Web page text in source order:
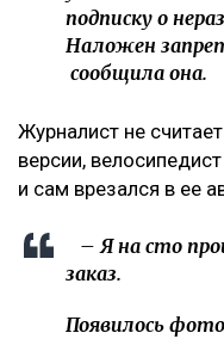
подписку о
Наложен
сообщила она.
Журналист не
версии,
и сам врезался в ее
– Я на сто
заказ.
Появилось